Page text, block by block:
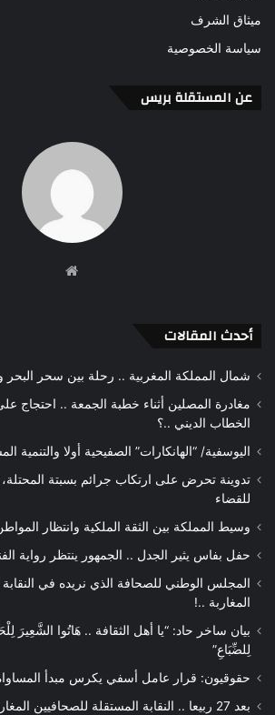
ميثاق الشرف
سياسة الخصوصية
عن المستقلة بريس
أحدث المقالات
شمال المملكة المغربية .. رحلة بين سحر البحر
مغادرة المصلين أثناء خطبة الجمعة .. احتجاج
الخطاب الديني ..؟
اليوسفية/ “الهانكارات” الصفيحية أولا والتنمية
تدوينة تحرض على ارتكاب جرائم بسبتة
للقضاء
وسيط المملكة بين الثقة الملكية وانتظار
حفل بفاس يثير الجدل .. الجمهور ينتظر رواية
المجلس الوطني للصحافة الذي نريده في النقابة
المغاربة ..!
بيان ساخر حاد: “يا أهل الثقافة .. هَاتُوا الشَّعِيرَ
لِلضِّبَاعِ”
حقوقيون: قرار عامل أسفي يكرس مبدأ المساواة
بعد 27 ربيعا .. النقابة المستقلة للصحافيين